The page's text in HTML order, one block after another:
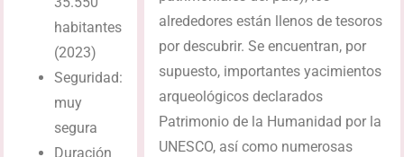
habitantes
(2023)
Seguridad:
muy
segura
Duración
alrededores están llenos de tesoros
por descubrir. Se encuentran, por
supuesto, importantes yacimientos
arqueológicos declarados
Patrimonio de la Humanidad por la
UNESCO, así como numerosas